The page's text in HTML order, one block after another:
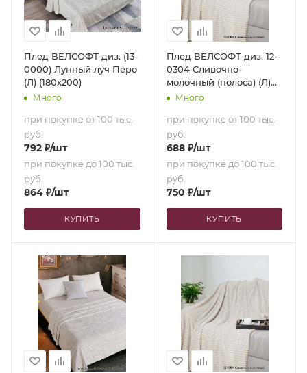
Плед ВЕЛСОФТ диз. (13-
0000) Лунный луч Перо
(Л) (180х200)
Много
при покупке от 100 тыс.
руб.
792 ₽/шт
при покупке до 100 тыс.
руб.
864 ₽/шт
КУПИТЬ
Плед ВЕЛСОФТ диз. 12-
0304 Сливочно-
молочный (полоса) (Л)
(150х200)
Много
при покупке от 100 тыс.
руб.
688₽/шт
при покупке до 100 тыс.
руб.
750 ₽/шт
КУПИТЬ